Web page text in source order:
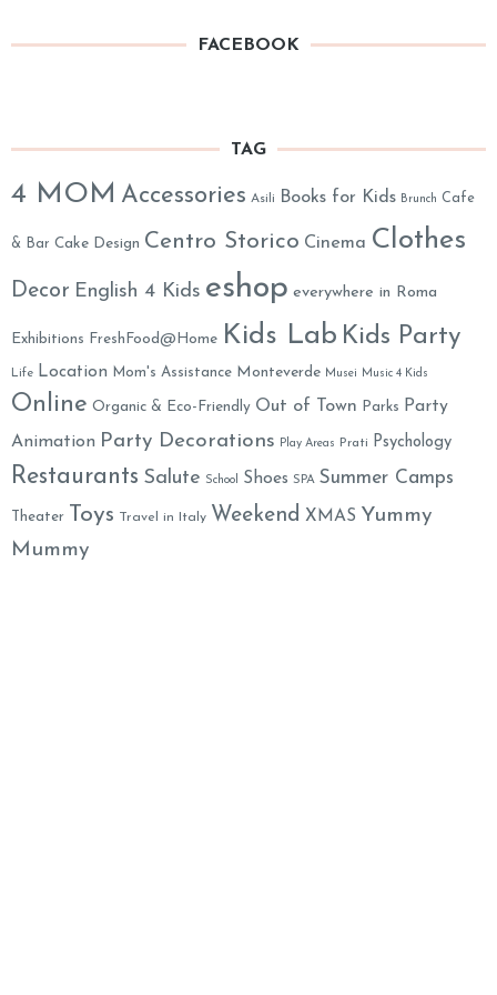
FACEBOOK
TAG
4 MOM Accessories Asili Books for Kids Brunch Cafe
& Bar Cake Design Centro Storico Cinema Clothes
Decor English 4 Kids eshop everywhere in Roma
Exhibitions FreshFood@Home Kids Lab Kids Party
Life Location Mom's Assistance Monteverde Musei Music 4 Kids
Online Organic & Eco-Friendly Out of Town Parks
Party
Animation Party Decorations Play Areas Prati Psychology
Restaurants Salute School Shoes SPA Summer Camps
Theater Toys Travel in Italy Weekend XMAS Yummy
Mummy